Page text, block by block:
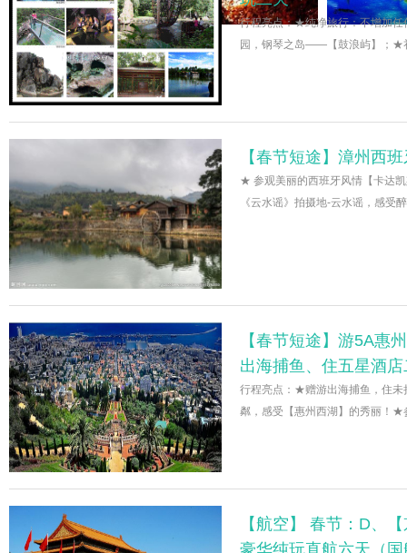
行程亮点：★纯净旅行：不增加
园，钢琴之岛——【鼓浪屿】；★
【春节短途】漳州西
★ 参观美丽的西班牙风情【卡达
《云水谣》拍摄地-云水谣，感
【春节短途】游5A惠
出海捕鱼、住五星酒
行程亮点：★赠游出海捕鱼，住
粼，感受【惠州西湖】的秀丽！
【航空】 春节：D、
豪华纯玩直航六天（